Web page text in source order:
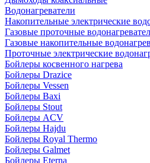
Водонагреватели
Накопительные электрические
Газовые проточные
Газовые накопительные
Проточные электрические
Бойлеры косвенного нагрева
Бойлеры Drazice
Бойлеры Vessen
Бойлеры Baxi
Бойлеры Stout
Бойлеры ACV
Бойлеры Hajdu
Бойлеры Royal Thermo
Бойлеры Galmet
Бойлеры Eterna